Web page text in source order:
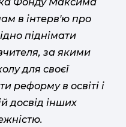
в інтерв'ю про
піднімати
за якими
для своєї
реформу в освіті і
досвід інших